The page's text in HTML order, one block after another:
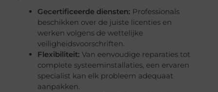
Gecertificeerde diensten: Professionals
beschikken over de juiste licenties en
werken volgens de wettelijke
veiligheidsvoorschriften.
Flexibiliteit: Van eenvoudige reparaties tot
complete systeeminstallaties, een ervaren
specialist kan elk probleem adequaat
aanpakken.